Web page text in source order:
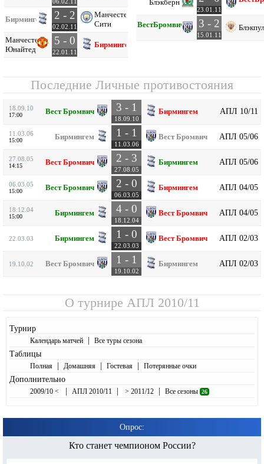
06.02.11
Бирмингем 2 - 2
02.02.11
Манчестер
Сити
Манчестер
Юнайтед
5 - 0
22.01.11
Бирмингем
Блэкберн
23.01.11
ВестБромвич 3 - 2
15.01.11
Блэкпул
Последние Личные противостояния
18.09.10
17:00 Вест Бромвич 3 - 1
18.09.10
Бирмингем АПЛ 10/11
11.03.06
15:00 Бирмингем 1 - 1
11.03.06
Вест Бромвич АПЛ 05/06
27.08.05
14:15 Вест Бромвич 2 - 3
27.08.05
Бирмингем АПЛ 05/06
06.03.05
15:00 Вест Бромвич 2 - 0
06.03.05
Бирмингем АПЛ 04/05
18.12.04
15:00 Бирмингем 4 - 0
18.12.04
Вест Бромвич АПЛ 04/05
22.03.03 Бирмингем 1 - 0
22.03.03
Вест Бромвич АПЛ 02/03
19.10.02 Вест Бромвич 1 - 1
19.10.02
Бирмингем АПЛ 02/03
О турнире АПЛ 2010/11
Турнир
Календарь матчей | Все туры сезона
Таблицы
Полная | Домашняя | Гостевая | Потерянные очки
Дополнительно
2009/10 < | АПЛ 2010/11 | > 2011/12 | Все сезоны 26
Опрос:
Кто станет чемпионом России?